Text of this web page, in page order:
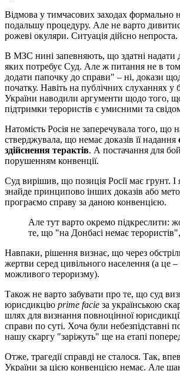
Відмова у тимчасових заходах формально
подальшу процедуру. Але не варто
рожеві окуляри. Ситуація дійсно непроста.
В МЗС нині запевняють, що здатні надати
яких потребує Суд. Але ж питання не в
додати папочку до справи" – ні, докази
початку. Навіть на публічних слуханнях у
України наводили аргументи щодо того,
підтримки терористів є умисними та
Натомість Росія не заперечувала того, що
стверджувала, що немає доказів її надання
здійснення терактів. А постачання для
порушенням конвенції.
Суд вирішив, що позиція Росії має грунт.
знайде принципово інших доказів або
програємо справу за даною конвенцією.
Але тут варто окремо підкреслити:
те, що "на Донбасі немає
Навпаки, рішення визнає, що через
жертви серед цивільного населення (а це –
можливого тероризму).
Також не варто забувати про те, що суд
юрисдикцію prime facie за українською
шлях для визнання повноцінної
справи по суті. Хоча були небезпідставні
нашу скаргу "заріжуть" ще на етапі
Отже, трагедії справді не сталося. Так,
України за цією конвенцією немає. Але